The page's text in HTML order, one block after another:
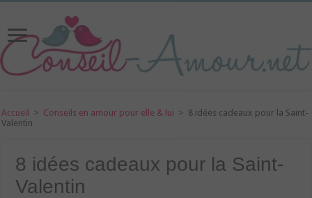
Accueil > Conseils en amour pour elle & lui > 8 idées cadeaux pour la Saint-
Valentin
8 idées cadeaux pour la Saint-
Valentin